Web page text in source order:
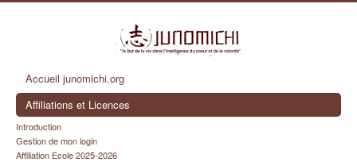
Accueil junomichi.org
Affiliations et Licences
Introduction
Gestion de mon login
Affiliation Ecole 2025-2026